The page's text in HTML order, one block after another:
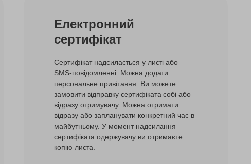
Електронний
сертифікат
Сертифікат надсилається у листі або
SMS-повідомленні. Можна додати
персональне привітання. Ви можете
замовити відправку сертифіката собі або
відразу отримувачу. Можна отримати
відразу або запланувати конкретний час в
майбутньому. У момент надсилання
сертифіката одержувачу ви отримаєте
копію листа.